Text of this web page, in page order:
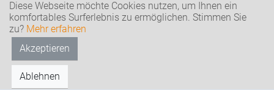
Diese Webseite möchte Cookies nutzen, um Ihnen ein
komfortables Surferlebnis zu ermöglichen. Stimmen Sie
zu? Mehr erfahren
Akzeptieren
Ablehnen